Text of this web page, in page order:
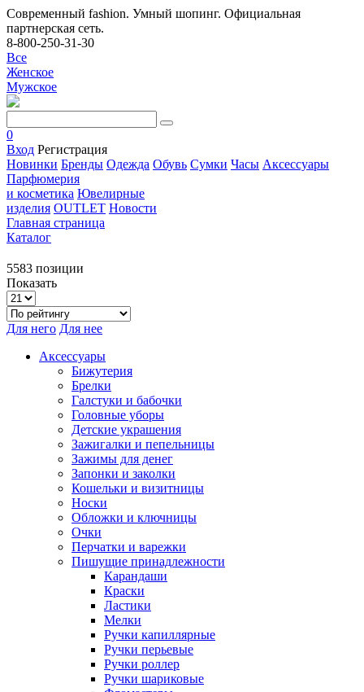
Современный fashion. Умный шопинг. Официальная
партнерская сеть.
8-800-250-31-30
Все
Женское
Мужское
0
Вход Регистрация
Новинки Бренды Одежда Обувь Сумки Часы Аксессуары
Парфюмерия
и косметика Ювелирные
изделия OUTLET Новости
Главная страница
Каталог
5583 позиции
Показать
Для него Для нее
Аксессуары
Бижутерия
Брелки
Галстуки и бабочки
Головные уборы
Детские украшения
Зажигалки и пепельницы
Зажимы для денег
Запонки и заколки
Кошельки и визитницы
Носки
Обложки и ключницы
Очки
Перчатки и варежки
Пишущие принадлежности
Карандаши
Краски
Ластики
Мелки
Ручки капиллярные
Ручки перьевые
Ручки роллер
Ручки шариковые